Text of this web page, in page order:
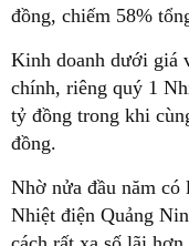
đồng, chiếm 58%
Kinh doanh dưới giá
chính, riêng quý 1
tỷ đồng trong khi
đồng.
Nhờ nửa đầu năm có
Nhiệt điện Quảng